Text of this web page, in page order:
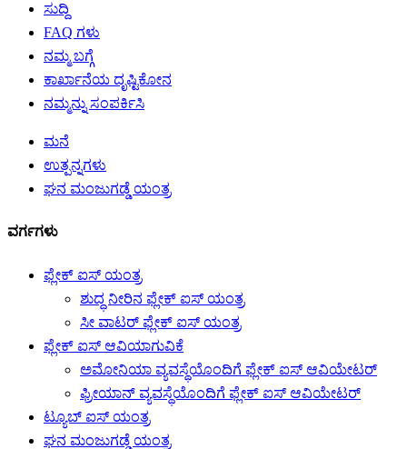
ಸುದ್ದಿ
FAQ ಗಳು
ನಮ್ಮ ಬಗ್ಗೆ
ಕಾರ್ಖಾನೆಯ ದೃಷ್ಟಿಕೋನ
ನಮ್ಮನ್ನು ಸಂಪರ್ಕಿಸಿ
ಮನೆ
ಉತ್ಪನ್ನಗಳು
ಘನ ಮಂಜುಗಡ್ಡೆ ಯಂತ್ರ
ವರ್ಗಗಳು
ಫ್ಲೇಕ್ ಐಸ್ ಯಂತ್ರ
ಶುದ್ಧ ನೀರಿನ ಫ್ಲೇಕ್ ಐಸ್ ಯಂತ್ರ
ಸೀ ವಾಟರ್ ಫ್ಲೇಕ್ ಐಸ್ ಯಂತ್ರ
ಫ್ಲೇಕ್ ಐಸ್ ಆವಿಯಾಗುವಿಕೆ
ಅಮೋನಿಯಾ ವ್ಯವಸ್ಥೆಯೊಂದಿಗೆ ಫ್ಲೇಕ್ ಐಸ್ ಆವಿಯೇಟರ್
ಫ್ರೀಯಾನ್ ವ್ಯವಸ್ಥೆಯೊಂದಿಗೆ ಫ್ಲೇಕ್ ಐಸ್ ಆವಿಯೇಟರ್
ಟ್ಯೂಬ್ ಐಸ್ ಯಂತ್ರ
ಘನ ಮಂಜುಗಡ್ಡೆ ಯಂತ್ರ